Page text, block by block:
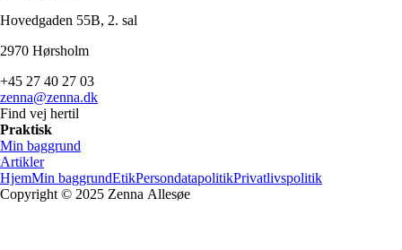
Hovedgaden 55B, 2. sal
2970 Hørsholm
+45 27 40 27 03
zenna@zenna.dk
Find vej hertil
Praktisk
Min baggrund
Artikler
HjemMin baggrundEtikPersondatapolitikPrivatlivspolitik
Copyright © 2025 Zenna Allesøe